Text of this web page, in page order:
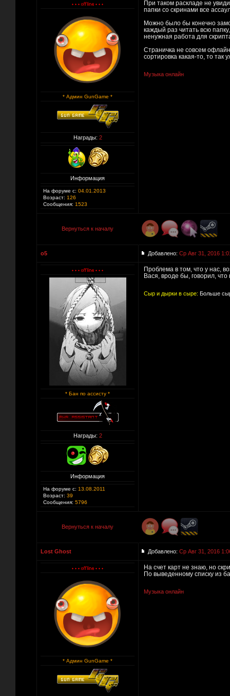
* Админ GunGame *
Награды: 2
Информация
На форуме с: 04.01.2013
Возраст: 126
Сообщения: 1523
При таком раскладе не
папки со скринами все
Можно было бы конечно
каждый раз читать всю
ненужная работа для
Страничка не совсем
сортировка какая-то, то так
Музыка онлайн
Вернуться к началу
o5 Добавлено: Ср Авг 31, 2016
* Бан по ассисту *
Награды: 2
Информация
На форуме с: 13.08.2011
Возраст: 39
Сообщения: 5796
Проблема в том, что у нас,
Вася, вроде бы, говорил,
Сыр и дырки в сыре: Больше
Вернуться к началу
Lost Ghost Добавлено: Ср Авг 31, 2016
* Админ GunGame *
На счет карт не знаю, но
По выведенному списку из
Музыка онлайн